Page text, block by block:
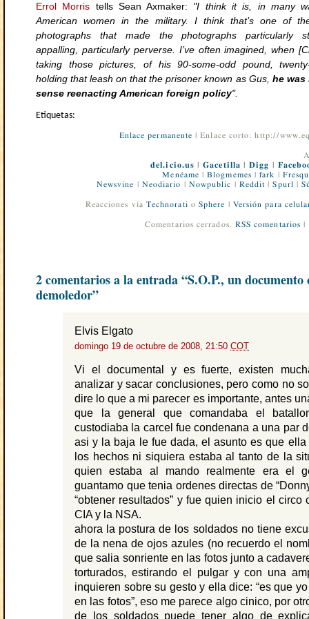
Errol Morris tells Sean Axmaker: "I think it is, in many
American women in the military. I think that’s one of
photographs that made the photographs particularly
appalling, particularly perverse. I’ve often imagined, when
taking those pictures, of his 90-some-odd pound,
holding that leash on that the prisoner known as Gus, he was
sense reenacting American foreign policy".
Etiquetas:
Enlace permanente | Enlace corto: http://
del.icio.us |Gacetilla |Digg
Menéame |Blogmemes |fark
Newsvine
Neodiario Nowpublic Reddit |Spurl |
Reacciones vía Technorati o Sphere Versión para
Comentarios cerrados. RSS comentarios |
2 comentarios a la entrada “S.O.P., un
demoledor”
Elvis Elgato
domingo 19 de octubre de 2008, 21:50 COT
Vi el documental y es fuerte, existen
analizar y sacar conclusiones, pero como no
dire lo que a mi parecer es importante, antes
que la general que comandaba el
custodiaba la carcel fue condenana a una par
asi y la baja le fue dada, el asunto es que ella
los hechos ni siquiera estaba al tanto de la
quien estaba al mando realmente era el
guantamo que tenia ordenes directas de
“obtener resultados” y fue quien inicio el circo
CIA y la NSA.
ahora la postura de los soldados no tiene
de la nena de ojos azules (no recuerdo el
que salia sonriente en las fotos junto a
torturados, estirando el pulgar y con una
inquieren sobre su gesto y ella dice: “es que
en las fotos”, eso me parece algo cinico, por
de los soldados puede tener algo de